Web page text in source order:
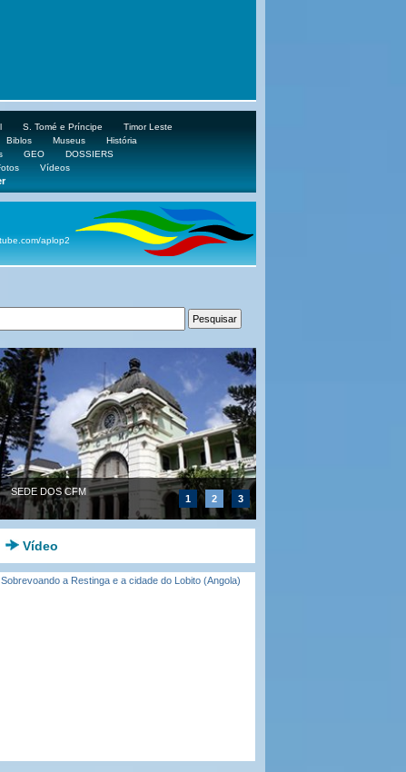
S. Tomé e Príncipe
Timor Leste
Biblos Museus
História
GEO
DOSSIERS
Vídeos
aplop2
SEDE DOS CFM
1 2 3
Vídeo
Sobrevoando a Restinga e a cidade do Lobito (Angola)